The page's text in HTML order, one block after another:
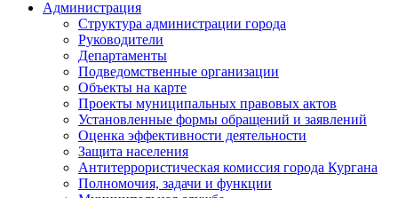
Администрация
Структура администрации города
Руководители
Департаменты
Подведомственные организации
Объекты на карте
Проекты муниципальных правовых актов
Установленные формы обращений и заявлений
Оценка эффективности деятельности
Защита населения
Антитеррористическая комиссия города Кургана
Полномочия, задачи и функции